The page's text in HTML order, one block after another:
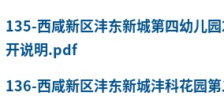
135-西咸新区沣东新城第四幼儿
开说明.pdf
136-西咸新区沣东新城沣科花园